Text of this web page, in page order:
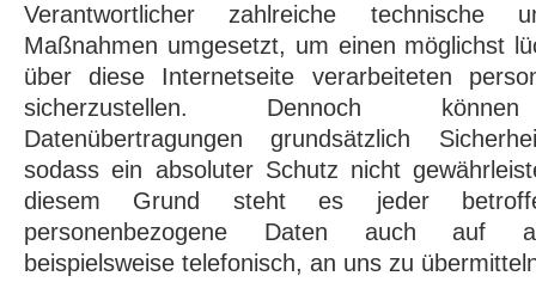
Verantwortlicher zahlreiche technische
Maßnahmen umgesetzt, um einen möglichst
über diese Internetseite verarbeiteten
sicherzustellen. Dennoch können
Datenübertragungen grundsätzlich
sodass ein absoluter Schutz nicht
diesem Grund steht es jeder
personenbezogene Daten auch auf
beispielsweise telefonisch, an uns zu